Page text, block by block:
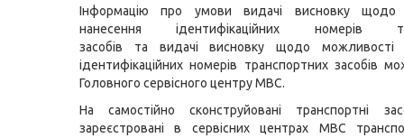
Інформацію про умовивидачі висновку щодо
нанесення ідентифікаційних номерів
засобів та видачі висновку щодо можливості
ідентифікаційних номерів транспортних засобів
Головного сервісного центру МВС.
На самостійно сконструйовані транспортні
зареєстровані в сервісних центрах МВС